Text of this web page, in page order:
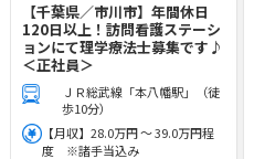
【千葉県／市川市】年間休日
120日以上！訪問看護ステーシ
ョンにて理学療法士募集です♪
＜正社員＞
ＪＲ総武線「本八幡駅」（徒
歩10分）
【月収】28.0万円 ～ 39.0万円程
度 ※諸手当込み